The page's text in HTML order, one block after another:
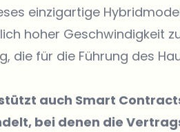
einzigartige
hoher Geschwindigkeit
die für die Führung des
auch Smart
bei denen die